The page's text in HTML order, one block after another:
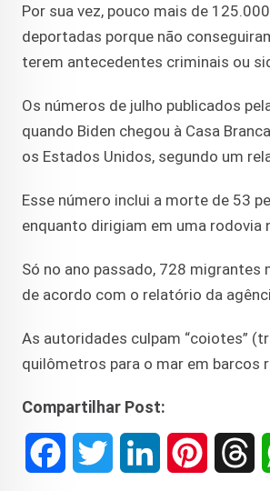
Por sua vez, pouco mais de
deportadas porque não
terem antecedentes criminais ou
Os números de julho publicados
quando Biden chegou à Casa
os Estados Unidos, segundo um
Esse número inclui a morte de 53
enquanto dirigiam em uma rodovia
Só no ano passado, 728
de acordo com o relatório da
As autoridades culpam “coiotes”
quilômetros para o mar em barcos
Compartilhar Post: